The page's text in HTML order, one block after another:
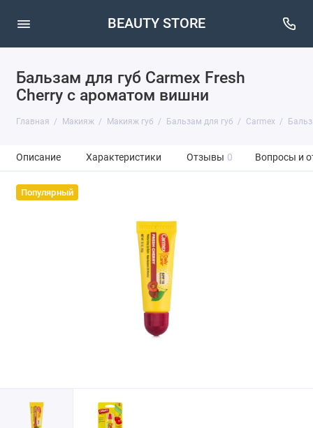
BEAUTY STORE
Бальзам для губ Carmex Fresh
Cherry с ароматом вишни
Главная Макияж Макияж губ Бальзам для губ Carmex
Описание Характеристики Отзывы 0 Вопросы и
Популярный